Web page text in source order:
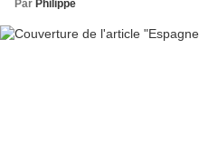
Par Philippe